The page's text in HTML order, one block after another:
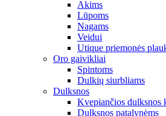
Akims
Lūpoms
Nagams
Veidui
Utique priemonės
Oro gaivikliai
Spintoms
Dulkių siurbliams
Dulksnos
Kvepiančios dulksnos
Dulksnos patalynėms